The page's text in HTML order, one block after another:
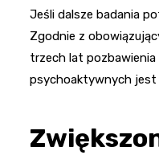
Jeśli dalsze badania
Zgodnie z
trzech lat
psychoaktywnych jest